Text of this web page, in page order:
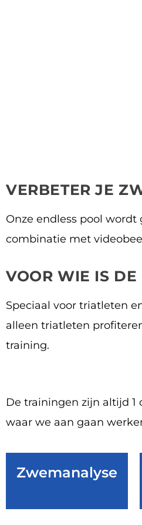
VERBETER JE
Onze endless pool
combinatie met
VOOR WIE IS DE
Speciaal voor triatleten
alleen triatleten
training.
De trainingen zijn altijd
waar we aan gaan
Zwemanalyse